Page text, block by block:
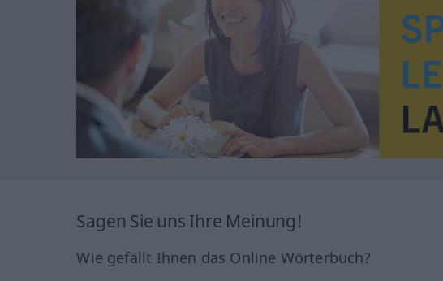
Sagen Sie uns Ihre Meinung!
Wie gefällt Ihnen das Online Wörterbuch?